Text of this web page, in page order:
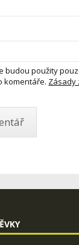
budou použity
komentáře. Zásady